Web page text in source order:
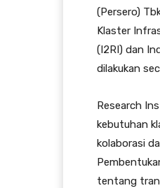
(Persero)
Klaster
(I2RI) dan
dilakukan
Research
kebutuhan
kolaborasi
tentang